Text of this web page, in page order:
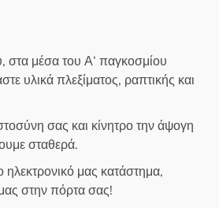
μέσα του Α’ παγκοσμίου
υλικά πλεξίματος, ραπτικής και
σας και κίνητρο την άψογη
σταθερά.
μας κατάστημα,
στην πόρτα σας!